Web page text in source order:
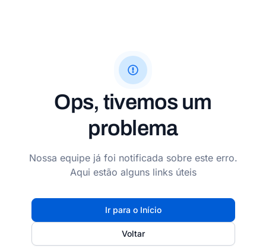
Ops, tivemos um
problema
Nossa equipe já foi notificada sobre este erro.
Aqui estão alguns links úteis
Ir para o Início
Voltar